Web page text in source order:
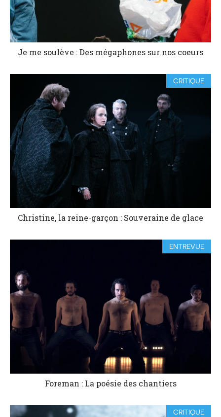
Je me soulève : Des mégaphones sur nos coeurs
CRITIQUE
Christine, la reine-garçon : Souveraine de glace
ENTREVUE
Foreman : La poésie des chantiers
CRITIQUE